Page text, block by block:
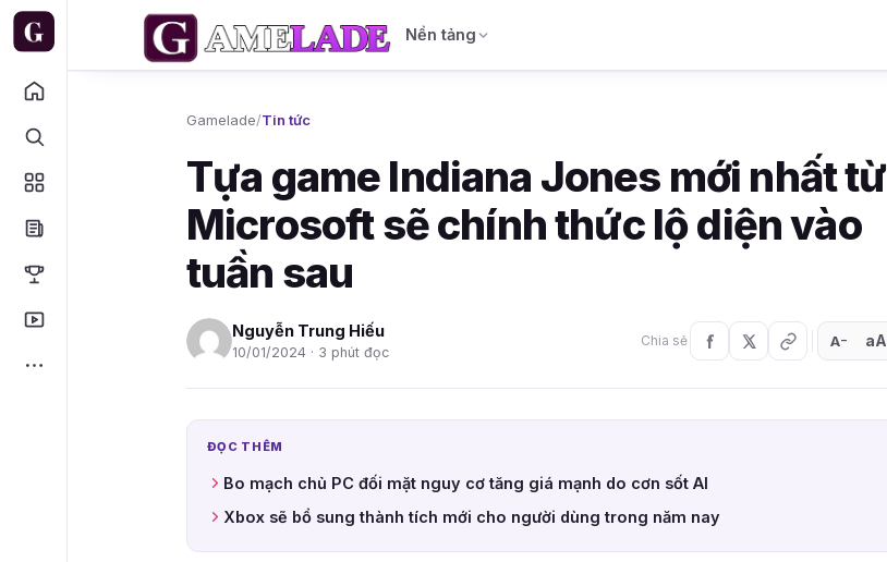
Nền tảng
Gamelade/Tin tức
Tựa game Indiana Jones mới nhất từ
Microsoft sẽ chính thức lộ diện vào
tuần sau
Nguyễn Trung Hiếu
10/01/2024 · 3 phút đọc
Chia sẻ A− aA
ĐỌC THÊM
Bo mạch chủ PC đối mặt nguy cơ tăng giá mạnh do cơn sốt AI
Xbox sẽ bổ sung thành tích mới cho người dùng trong năm nay